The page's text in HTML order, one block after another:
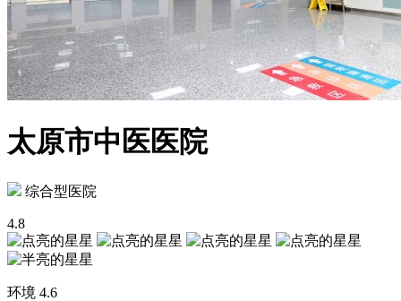
太原市中医医院
综合型医院
4.8
环境 4.6